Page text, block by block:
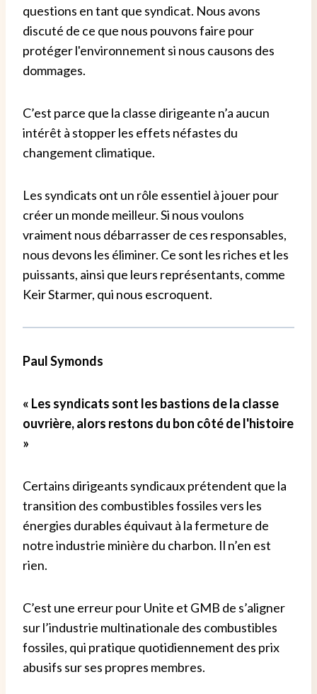
questions en tant que syndicat. Nous avons
discuté de ce que nous pouvons faire pour
protéger l'environnement si nous causons des
dommages.
C’est parce que la classe dirigeante n’a aucun
intérêt à stopper les effets néfastes du
changement climatique.
Les syndicats ont un rôle essentiel à jouer pour
créer un monde meilleur. Si nous voulons
vraiment nous débarrasser de ces responsables,
nous devons les éliminer. Ce sont les riches et les
puissants, ainsi que leurs représentants, comme
Keir Starmer, qui nous escroquent.
Paul Symonds
« Les syndicats sont les bastions de la classe
ouvrière, alors restons du bon côté de l'histoire
»
Certains dirigeants syndicaux prétendent que la
transition des combustibles fossiles vers les
énergies durables équivaut à la fermeture de
notre industrie minière du charbon. Il n’en est
rien.
C’est une erreur pour Unite et GMB de s’aligner
sur l’industrie multinationale des combustibles
fossiles, qui pratique quotidiennement des prix
abusifs sur ses propres membres.